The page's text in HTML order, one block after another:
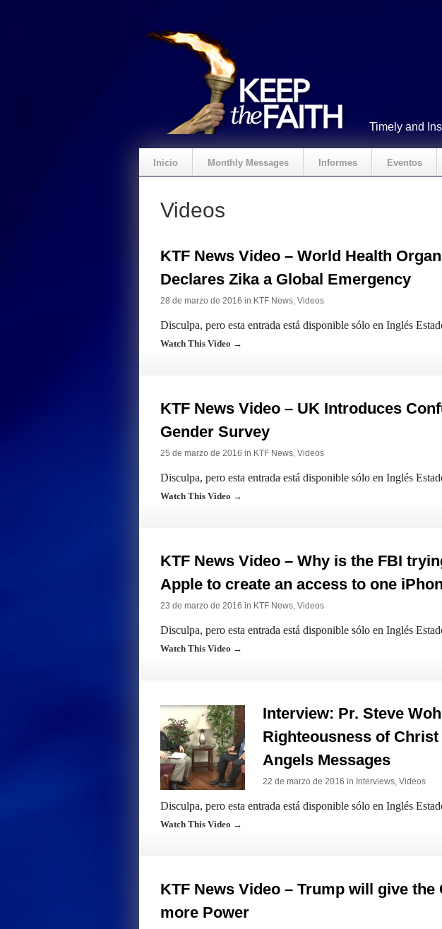
Timely and
Inicio Monthly Messages Informes Eventos
Videos
KTF News Video – World Health
Declares Zika a Global Emergency
28 de marzo de 2016 in KTF News, Videos
Disculpa, pero esta entrada está disponible sólo en Inglés
Watch This Video →
KTF News Video – UK Introduces
Gender Survey
25 de marzo de 2016 in KTF News, Videos
Disculpa, pero esta entrada está disponible sólo en Inglés
Watch This Video →
KTF News Video – Why is the FBI
Apple to create an access to one
23 de marzo de 2016 in KTF News, Videos
Disculpa, pero esta entrada está disponible sólo en Inglés
Watch This Video →
Interview: Pr. Steve
Righteousness of
Angels Messages
22 de marzo de 2016 in Interviews, Videos
Disculpa, pero esta entrada está disponible sólo en Inglés
Watch This Video →
KTF News Video – Trump will give the
more Power